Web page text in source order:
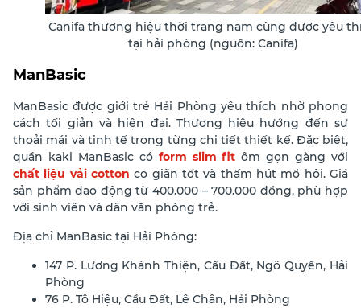
Canifa thương hiệu thời trang nam cũng được yêu
tại hải phòng (nguồn: Canifa)
ManBasic
ManBasic được giới trẻ Hải Phòng yêu thích nhờ phong
cách tối giản và hiện đại. Thương hiệu hướng đến sự
thoải mái và tinh tế trong từng chi tiết thiết kế. Đặc biệt,
quần kaki ManBasic có form slim fit ôm gọn gàng với
chất liệu vải cotton co giãn tốt và thấm hút mồ hôi. Giá
sản phẩm dao động từ 400.000 – 700.000 đồng, phù hợp
với sinh viên và dân văn phòng trẻ.
Địa chỉ ManBasic tại Hải Phòng:
147 P. Lương Khánh Thiện, Cầu Đất, Ngô Quyền, Hải
Phòng
76 P. Tô Hiệu, Cầu Đất, Lê Chân, Hải Phòng